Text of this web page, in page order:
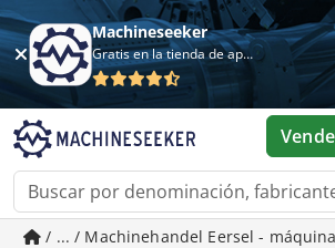
Machineseeker
Gratis en la tienda de aplicaciones
/ ... / Machinehandel Eersel -